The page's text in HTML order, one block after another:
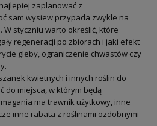
zaplanować z
sam wysiew przypada zwykle na
W styczniu warto określić, które
regeneracji po zbiorach i jaki efekt
gleby, ograniczenie chwastów czy
kwietnych i innych roślin do
do miejsca, w którym będą
ma trawnik użytkowy, inne
inne rabata z roślinami ozdobnymi